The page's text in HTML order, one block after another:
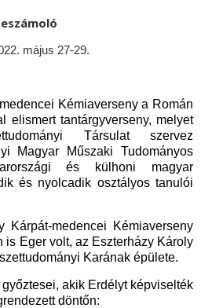
május 27-29.
Kémiaverseny a Román
elismert tantárgyverseny, melyet
Társulat szervez
Magyar Műszaki Tudományos
és külhoni magyar
és nyolcadik osztályos tanulói
Kárpát-medencei Kémiaverseny
Eger volt, az Eszterházy Károly
Karának épülete.
akik Erdélyt képviselték
döntőn: